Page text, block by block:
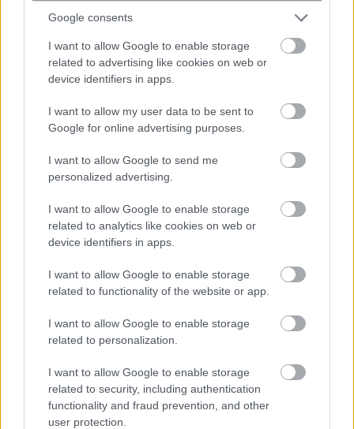
Google consents
I want to allow Google to enable storage
related to advertising like cookies on web or
device identifiers in apps.
I want to allow my user data to be sent to
Google for online advertising purposes.
I want to allow Google to send me
personalized advertising.
I want to allow Google to enable storage
related to analytics like cookies on web or
device identifiers in apps.
I want to allow Google to enable storage
related to functionality of the website or app.
I want to allow Google to enable storage
related to personalization.
I want to allow Google to enable storage
related to security, including authentication
functionality and fraud prevention, and other
user protection.
48 λεπτά πριν
Αγροτικές ενισχύσεις: Ποιοι θα λάβουν
νωρίτερα τις προκαταβολές
1 ώρα πριν
Ελληνικές εξαγωγές: Εσπασαν το φράγμα
των 5 δισ. ευρώ τον Ιούνιο – Δείτε
αναλυτικά τα στοιχεία...
2 ώρες πριν
ΣΥΡΙΖΑ: Πυρά κατά της κυβέρνησης για
τους πανηγυρισμούς αναφορικά με την
ενεργειακή ρήτρα...
ENIKOS NETWORK